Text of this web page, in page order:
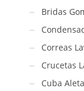
Bridas
Correas
Crucetas
Cuba